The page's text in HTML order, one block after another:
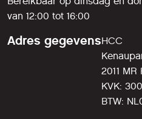
van 12:00 tot 16:00
Adres gegevensHCC
2011 MR
KVK:
BTW: